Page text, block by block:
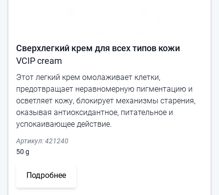
Сверхлегкий крем для всех типов кожи
VCIP cream
Этот легкий крем омолаживает клетки,
предотвращает неравномерную пигментацию и
осветляет кожу, блокирует механизмы старения,
оказывая антиоксидантное, питательное и
успокаивающее действие.
Артикул:421240
50 g
Подробнее